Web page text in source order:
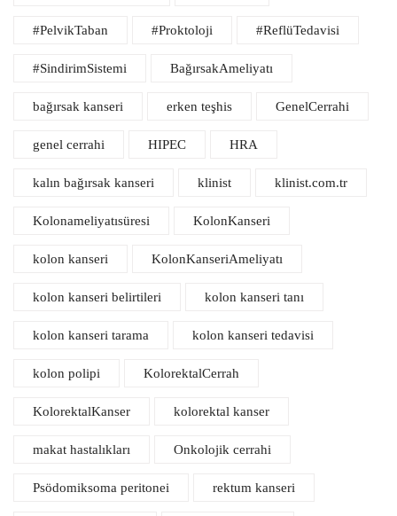
#PelvikTaban #Proktoloji #ReflüTedavisi
#SindirimSistemi BağırsakAmeliyatı
bağırsak kanseri erken teşhis GenelCerrahi
genel cerrahi HIPEC HRA
kalın bağırsak kanseri klinist klinist.com.tr
Kolonameliyatısüresi KolonKanseri
kolon kanseri KolonKanseriAmeliyatı
kolon kanseri belirtileri kolon kanseri tanı
kolon kanseri tarama kolon kanseri tedavisi
kolon polipi KolorektalCerrah
KolorektalKanser kolorektal kanser
makat hastalıkları Onkolojik cerrahi
Psödomiksoma peritonei rektum kanseri